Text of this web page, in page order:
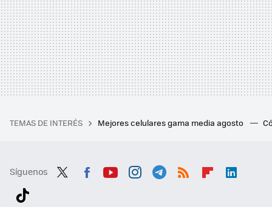
TEMAS DE INTERÉS Mejores celulares gama media agosto
Síguenos